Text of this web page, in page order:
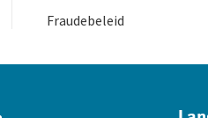
Fraudebeleid